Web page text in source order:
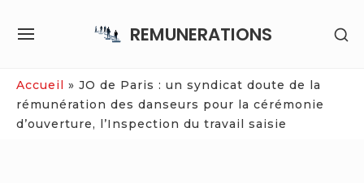
REMUNERATIONS
SITE
Accueil » JO de Paris : un syndicat doute de la
rémunération des danseurs pour la cérémonie
d’ouverture, l’Inspection du travail saisie